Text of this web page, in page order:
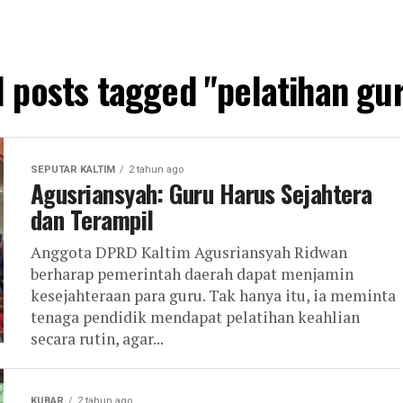
posts tagged "pelatihan
SEPUTAR KALTIM 2 tahun ago
Agusriansyah: Guru Harus Sejahtera
dan Terampil
Anggota DPRD Kaltim Agusriansyah Ridwan
berharap pemerintah daerah dapat menjamin
kesejahteraan para guru. Tak hanya itu, ia meminta
tenaga pendidik mendapat pelatihan keahlian
secara rutin, agar...